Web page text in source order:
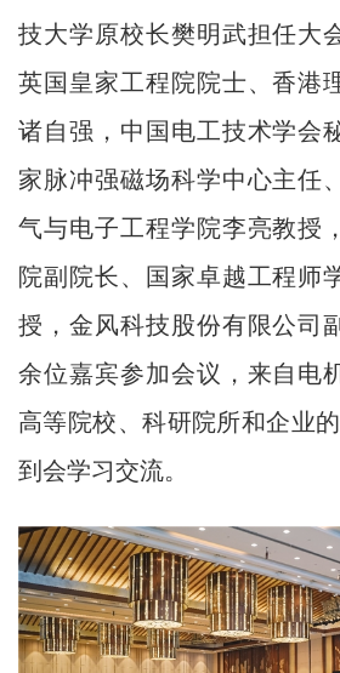
技大学原校长樊明武担任大
英国皇家工程院院士、香港
诸自强，中国电工技术学会
家脉冲强磁场科学中心主任
气与电子工程学院李亮教授
院副院长、国家卓越工程师
授，金风科技股份有限公司
余位嘉宾参加会议，来自电
高等院校、科研院所和企业
到会学习交流。